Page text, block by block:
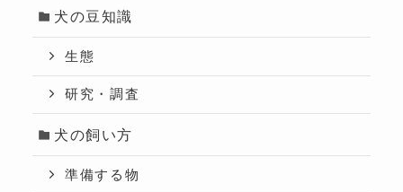
犬の豆知識
生態
研究・調査
犬の飼い方
準備する物